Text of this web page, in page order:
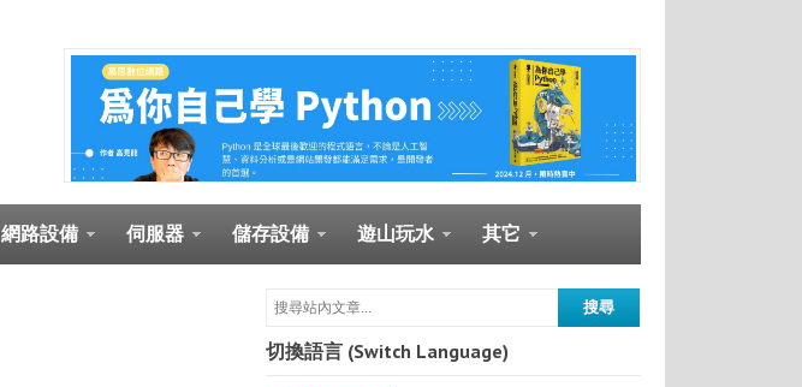
網路設備 伺服器 儲存設備 遊山玩水 其它
切換語言 (Switch Language)